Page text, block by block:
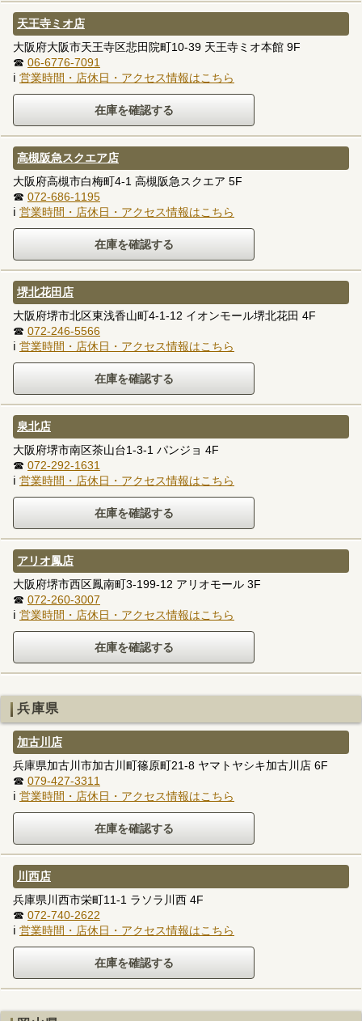
天王寺ミオ店
大阪府大阪市天王寺区悲田院町10-39 天王寺ミオ本館 9F
☎ 06-6776-7091
ℹ 営業時間・店休日・アクセス情報はこちら
高槻阪急スクエア店
大阪府高槻市白梅町4-1 高槻阪急スクエア 5F
☎ 072-686-1195
ℹ 営業時間・店休日・アクセス情報はこちら
堺北花田店
大阪府堺市北区東浅香山町4-1-12 イオンモール堺北花田 4F
☎ 072-246-5566
ℹ 営業時間・店休日・アクセス情報はこちら
泉北店
大阪府堺市南区茶山台1-3-1 パンジョ 4F
☎ 072-292-1631
ℹ 営業時間・店休日・アクセス情報はこちら
アリオ鳳店
大阪府堺市西区鳳南町3-199-12 アリオモール 3F
☎ 072-260-3007
ℹ 営業時間・店休日・アクセス情報はこちら
兵庫県
加古川店
兵庫県加古川市加古川町篠原町21-8 ヤマトヤシキ加古川店 6F
☎ 079-427-3311
ℹ 営業時間・店休日・アクセス情報はこちら
川西店
兵庫県川西市栄町11-1 ラソラ川西 4F
☎ 072-740-2622
ℹ 営業時間・店休日・アクセス情報はこちら